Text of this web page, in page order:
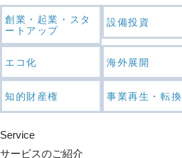
創業・起業・スタ
ートアップ
設備投資
エコ化 海外展開
知的財産権 事業再生・転換
Service
サービスのご紹介